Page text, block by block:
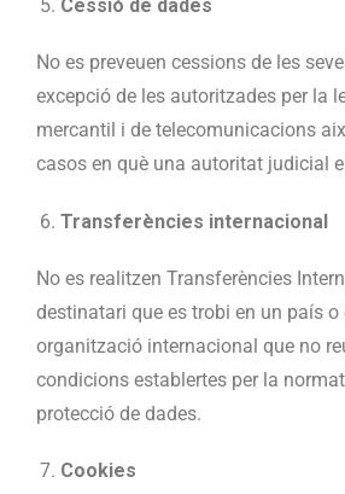
Cessió de dades
No es preveuen cessions de les
excepció de les autoritzades per la
mercantil i de telecomunicacions
casos en què una autoritat judicial
Transferències internacional
No es realitzen Transferències
destinatari que es trobi en un país o
organització internacional que no
condicions establertes per la
protecció de dades.
Cookies